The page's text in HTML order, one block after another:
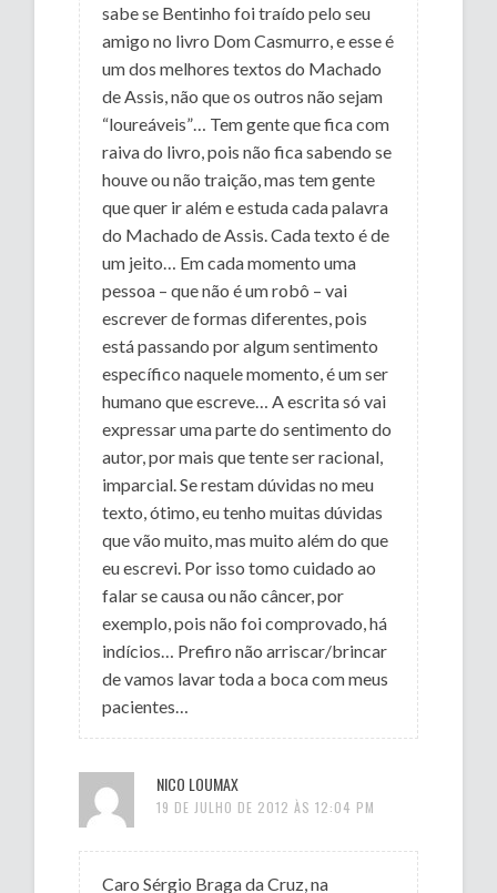
sabe se Bentinho foi traído pelo seu
amigo no livro Dom Casmurro, e esse é
um dos melhores textos do Machado
de Assis, não que os outros não sejam
“loureáveis”… Tem gente que fica com
raiva do livro, pois não fica sabendo se
houve ou não traição, mas tem gente
que quer ir além e estuda cada palavra
do Machado de Assis. Cada texto é de
um jeito… Em cada momento uma
pessoa – que não é um robô – vai
escrever de formas diferentes, pois
está passando por algum sentimento
específico naquele momento, é um ser
humano que escreve… A escrita só vai
expressar uma parte do sentimento do
autor, por mais que tente ser racional,
imparcial. Se restam dúvidas no meu
texto, ótimo, eu tenho muitas dúvidas
que vão muito, mas muito além do que
eu escrevi. Por isso tomo cuidado ao
falar se causa ou não câncer, por
exemplo, pois não foi comprovado, há
indícios… Prefiro não arriscar/brincar
de vamos lavar toda a boca com meus
pacientes…
NICO LOUMAX
19 DE JULHO DE 2012 ÀS 12:04 PM
Caro Sérgio Braga da Cruz, na